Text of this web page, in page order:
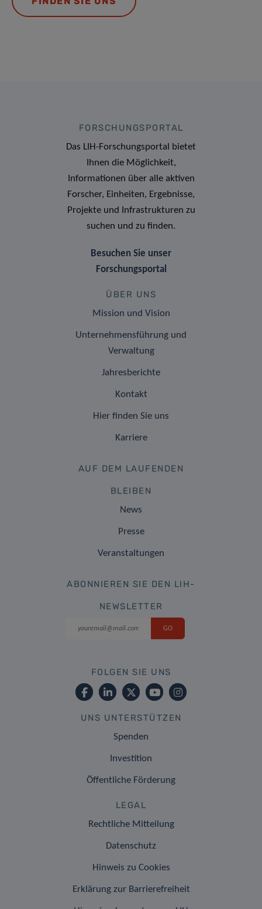
FORSCHUNGSPORTAL
Das LIH-Forschungsportal bietet
Ihnen die Möglichkeit,
Informationen über alle aktiven
Forscher, Einheiten, Ergebnisse,
Projekte und Infrastrukturen zu
suchen und zu finden.
Besuchen Sie unser
Forschungsportal
ÜBER UNS
Mission und Vision
Unternehmensführung und
Verwaltung
Jahresberichte
Kontakt
Hier finden Sie uns
Karriere
AUF DEM LAUFENDEN
BLEIBEN
News
Presse
Veranstaltungen
ABONNIEREN SIE DEN LIH-
NEWSLETTER
FOLGEN SIE UNS
UNS UNTERSTÜTZEN
Spenden
Investition
Öffentliche Förderung
LEGAL
Rechtliche Mitteilung
Datenschutz
Hinweis zu Cookies
Erklärung zur Barrierefreiheit